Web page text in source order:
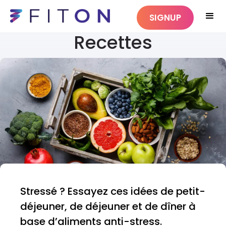
SIGNUP
Recettes
Stressé ? Essayez ces idées de petit-
déjeuner, de déjeuner et de dîner à
base d’aliments anti-stress.